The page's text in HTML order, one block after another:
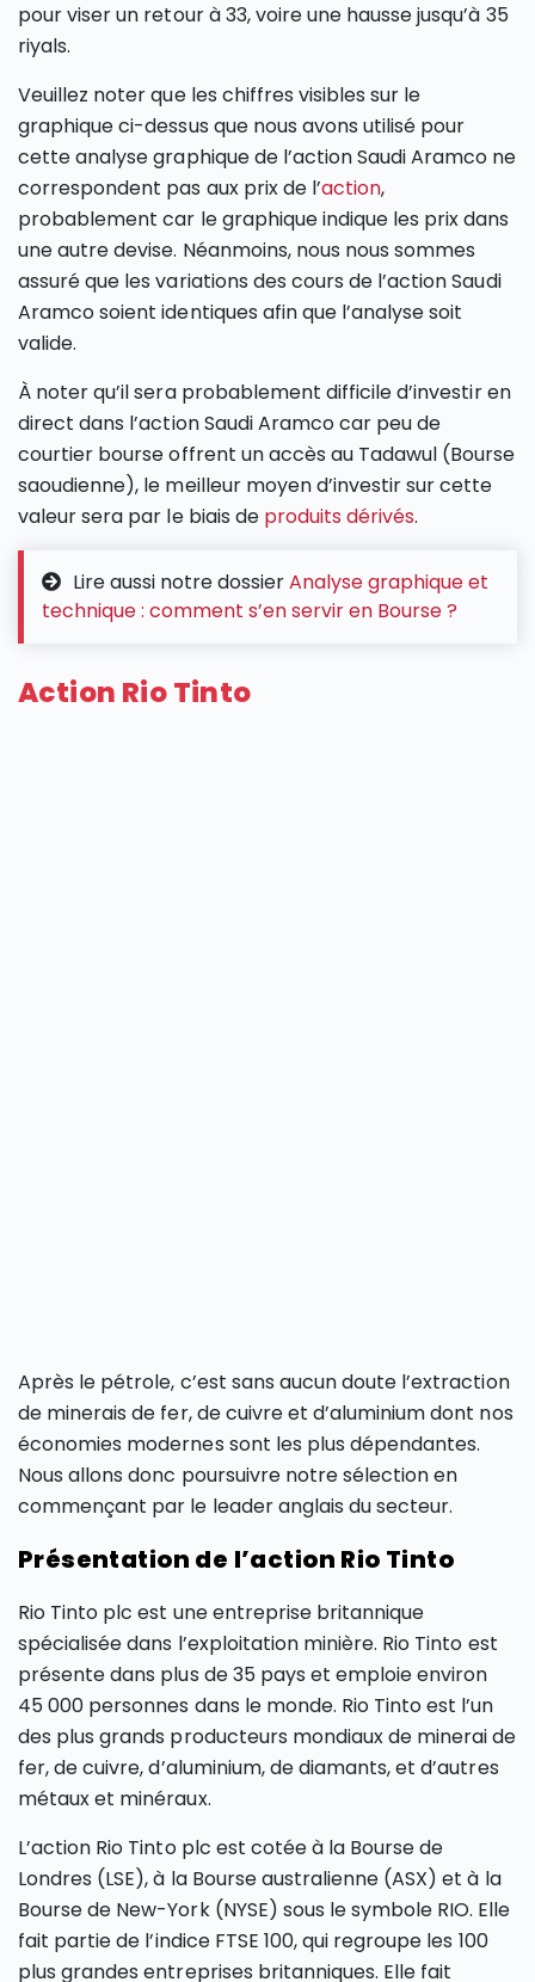
pour viser un retour à 33, voire une hausse jusqu’à 35
riyals.
Veuillez noter que les chiffres visibles sur le
graphique ci-dessus que nous avons utilisé pour
cette analyse graphique de l’action Saudi Aramco ne
correspondent pas aux prix de l’action,
probablement car le graphique indique les prix dans
une autre devise. Néanmoins, nous nous sommes
assuré que les variations des cours de l’action Saudi
Aramco soient identiques afin que l’analyse soit
valide.
À noter qu’il sera probablement difficile d’investir en
direct dans l’action Saudi Aramco car peu de
courtier bourse offrent un accès au Tadawul (Bourse
saoudienne), le meilleur moyen d’investir sur cette
valeur sera par le biais de produits dérivés.
Lire aussi notre dossierAnalyse graphique et
technique : comment s’en servir en Bourse ?
Action Rio Tinto
Après le pétrole, c’est sans aucun doute l’extraction
de minerais de fer, de cuivre et d’aluminium dont nos
économies modernes sont les plus dépendantes.
Nous allons donc poursuivre notre sélection en
commençant par le leader anglais du secteur.
Présentation de l’action Rio Tinto
Rio Tinto plc est une entreprise britannique
spécialisée dans l’exploitation minière. Rio Tinto est
présente dans plus de 35 pays et emploie environ
45 000 personnes dans le monde. Rio Tinto est l’un
des plus grands producteurs mondiaux de minerai de
fer, de cuivre, d’aluminium, de diamants, et d’autres
métaux et minéraux.
L’action Rio Tinto plc est cotée à la Bourse de
Londres (LSE), à la Bourse australienne (ASX) et à la
Bourse de New-York (NYSE) sous le symbole RIO. Elle
fait partie de l’indice FTSE 100, qui regroupe les 100
plus grandes entreprises britanniques. Elle fait